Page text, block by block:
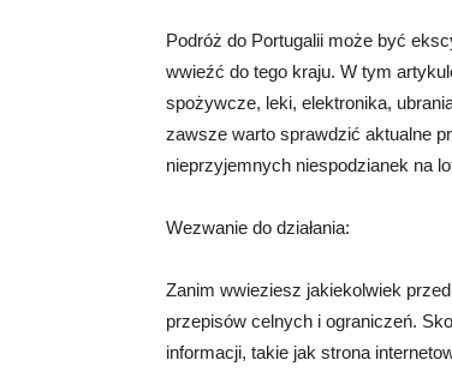
Podróż do Portugalii może być
wwieźć do tego kraju. W tym
spożywcze, leki, elektronika,
zawsze warto sprawdzić aktualne
nieprzyjemnych niespodzianek na
Wezwanie do działania:
Zanim wwieziesz jakiekolwiek
przepisów celnych i ograniczeń.
informacji, takie jak strona